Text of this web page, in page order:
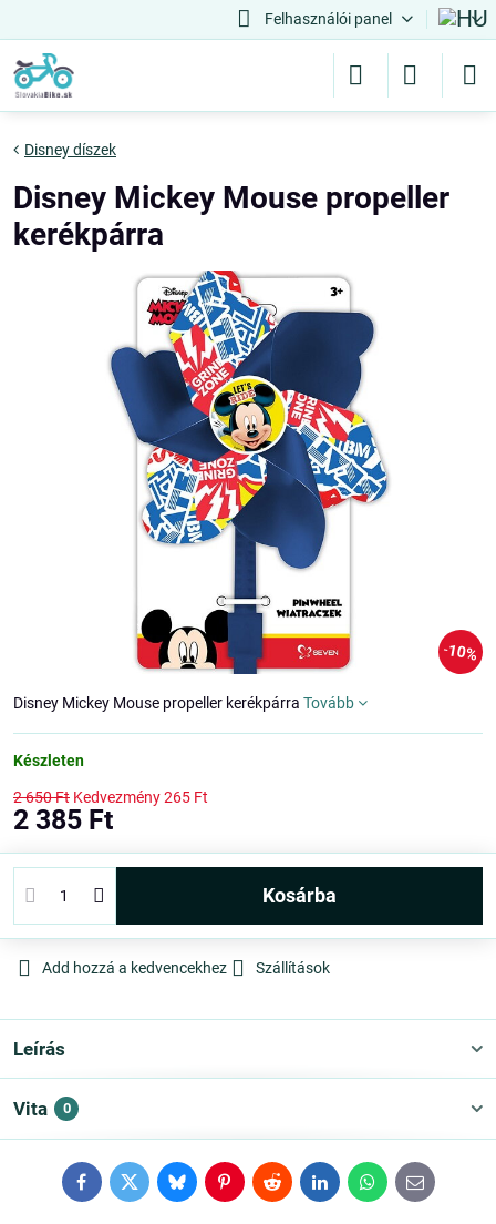
Felhasználói panel
10%
Disney díszek
Disney Mickey Mouse propeller
kerékpárra
Disney Mickey Mouse propeller kerékpárra Tovább
Készleten
2 650 Ft Kedvezmény265 Ft
2 385 Ft
kosárba
Add hozzá a kedvencekhez Szállítások
Leírás
Vita 0
FacebookTwitterBlueskyPinterestRedditLinkedInWhatsApp
E-
mail